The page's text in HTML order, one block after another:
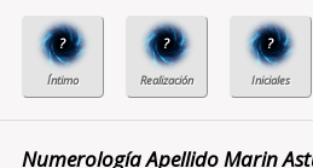
? ? ?
Numerología Apellido Marin